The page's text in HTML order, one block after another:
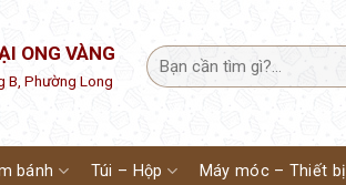
ONG VÀNG
B, Phường Long
bánh Túi – Hộp Máy móc – Thiết bị